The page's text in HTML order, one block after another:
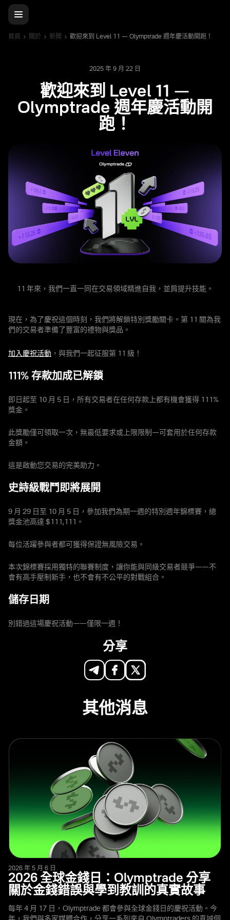
首頁 關於 新聞 歡迎來到 Level 11 — Olymptrade 週年慶活動開跑！
2025 年 9 月 22 日
歡迎來到 Level 11 —
Olymptrade 週年慶活動開
跑！
11 年來，我們一直一同在交易領域精進自我，並肩提升技能。
現在，為了慶祝這個時刻，我們將解鎖特別獎勵關卡。第 11 關為我
們的交易者準備了豐富的禮物與獎品。
加入慶祝活動 ，與我們一起征服第 11 級！
111% 存款加成已解鎖
即日起至 10 月 5 日，所有交易者在任何存款上都有機會獲得 111%
獎金。
此獎勵僅可領取一次，無最低要求或上限限制—可套用於任何存款
金額。
這是啟動您交易的完美助力。
史詩級戰鬥即將展開
9 月 29 日至 10 月 5 日，參加我們為期一週的特別週年錦標賽，總
獎金池高達 $111,111。
每位活躍參與者都可獲得保證無風險交易。
本次錦標賽採用獨特的聯賽制度，讓你能與同級交易者競爭——不
會有高手壓制新手，也不會有不公平的對戰組合。
儲存日期
別錯過這場慶祝活動——僅限一週！
分享
其他消息
2026 年 5 月 6 日
2026 全球金錢日：Olymptrade 分享
關於金錢錯誤與學到教訓的真實故事
每年 4 月 17 日，Olymptrade 都會參與全球金錢日的慶祝活動。今